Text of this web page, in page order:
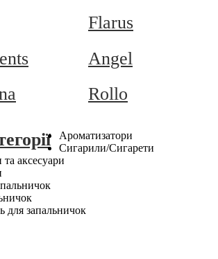
Flarus
Angel
Rollo
Ароматизатори
Сигарили/Сигарети
аксесуари
для запальничок